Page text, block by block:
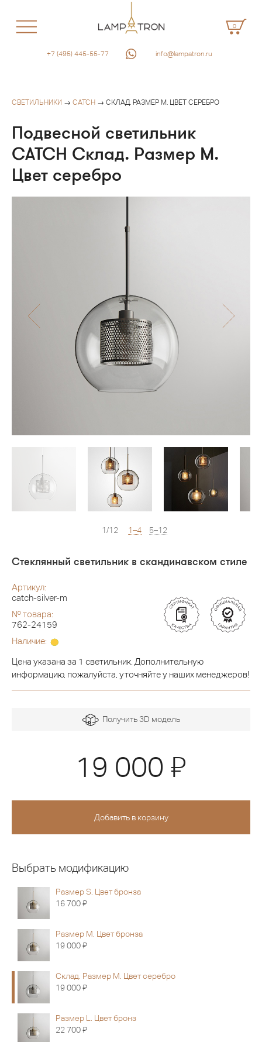
0
+7 (495) 445-55-77 info@lampatron.ru
СВЕТИЛЬНИКИ → CATCH → СКЛАД. РАЗМЕР M. ЦВЕТ СЕРЕБРО
Подвесной светильник
CATCH Склад. Размер M.
Цвет серебро
1/12 1–4 5–12
Стеклянный светильник в скандинавском стиле
Артикул:
catch-silver-m
№ товара:
762-24159
Наличие:
Цена указана за 1 светильник. Дополнительную
информацию, пожалуйста, уточняйте у наших менеджеров!
Получить 3D модель
19 000 Я
Выбрать модификацию
Размер S. Цвет бронза
16 700Я
Размер M. Цвет бронза
19 000Я
Склад. Размер M. Цвет серебро
19 000Я
Размер L. Цвет бронз
22 700Я